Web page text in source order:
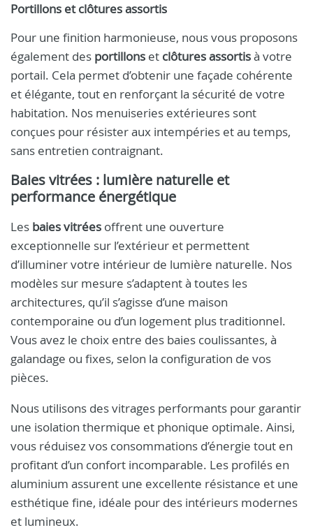
Portillons et clôtures assortis
Pour une finition harmonieuse, nous vous proposons
également des portillons et clôtures assortisà votre
portail. Cela permet d’obtenir une façade cohérente
et élégante, tout en renforçant la sécurité de votre
habitation. Nos menuiseries extérieures sont
conçues pour résister aux intempéries et au temps,
sans entretien contraignant.
Baies vitrées : lumière naturelle et
performance énergétique
Les baies vitrées offrent une ouverture
exceptionnelle sur l’extérieur et permettent
d’illuminer votre intérieur de lumière naturelle. Nos
modèles sur mesure s’adaptent à toutes les
architectures, qu’il s’agisse d’une maison
contemporaine ou d’un logement plus traditionnel.
Vous avez le choix entre des baies coulissantes, à
galandage ou fixes, selon la configuration de vos
pièces.
Nous utilisons des vitrages performants pour garantir
une isolation thermique et phonique optimale. Ainsi,
vous réduisez vos consommations d’énergie tout en
profitant d’un confort incomparable. Les profilés en
aluminium assurent une excellente résistance et une
esthétique fine, idéale pour des intérieurs modernes
et lumineux.